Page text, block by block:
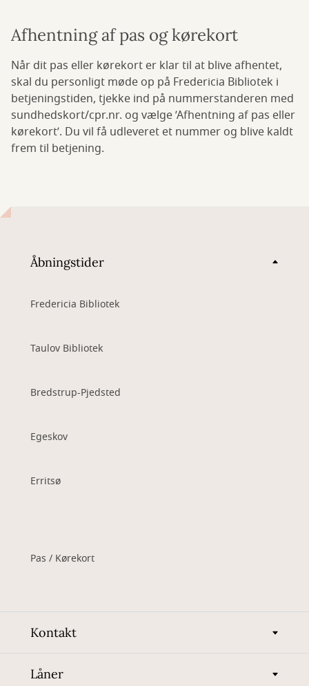
Afhentning af pas og kørekort
Når dit pas eller kørekort er klar til at blive afhentet,
skal du personligt møde op på Fredericia Bibliotek i
betjeningstiden, tjekke ind på nummerstanderen med
sundhedskort/cpr.nr. og vælge ’Afhentning af pas eller
kørekort’. Du vil få udleveret et nummer og blive kaldt
frem til betjening.
Åbningstider
Fredericia Bibliotek
Taulov Bibliotek
Bredstrup-Pjedsted
Egeskov
Erritsø
Pas / Kørekort
Kontakt
Låner